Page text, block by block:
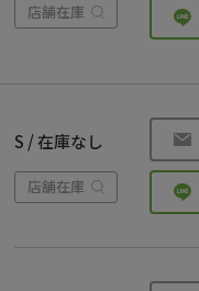
店舗在庫
S / 在庫なし
店舗在庫